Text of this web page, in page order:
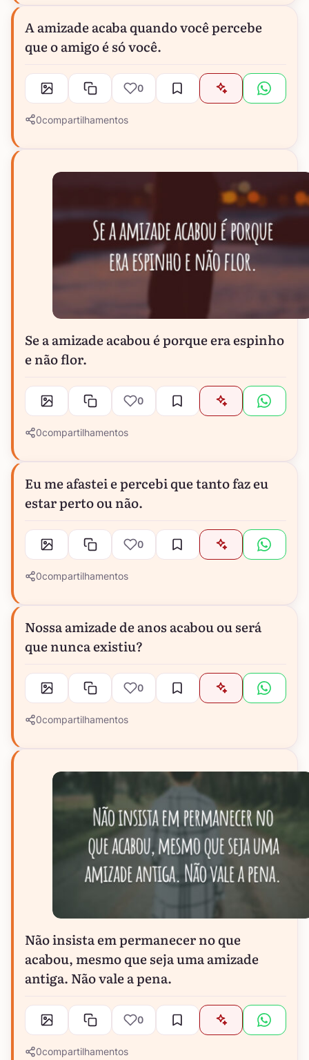
A amizade acaba quando você percebe
que o amigo é só você.
0
0compartilhamentos
Se a amizade acabou é porque era espinho
e não flor.
0
0compartilhamentos
Eu me afastei e percebi que tanto faz eu
estar perto ou não.
0
0compartilhamentos
Nossa amizade de anos acabou ou será
que nunca existiu?
0
0compartilhamentos
Não insista em permanecer no que
acabou, mesmo que seja uma amizade
antiga. Não vale a pena.
0
0compartilhamentos